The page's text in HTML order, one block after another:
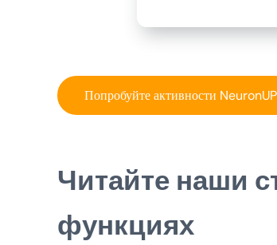
Попробуйте активности NeuronUP
Читайте наши
функциях